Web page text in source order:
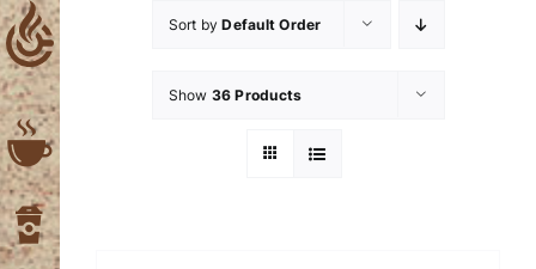
Skip
to
content
Sort byDefault Order
Show 36 Products